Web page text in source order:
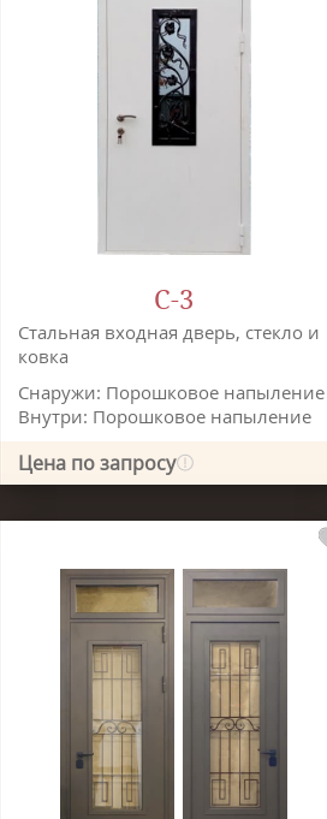
С-3
Стальная входная дверь, стекло и
ковка
Снаружи: Порошковое напыление
Внутри: Порошковое напыление
Цена по запросу